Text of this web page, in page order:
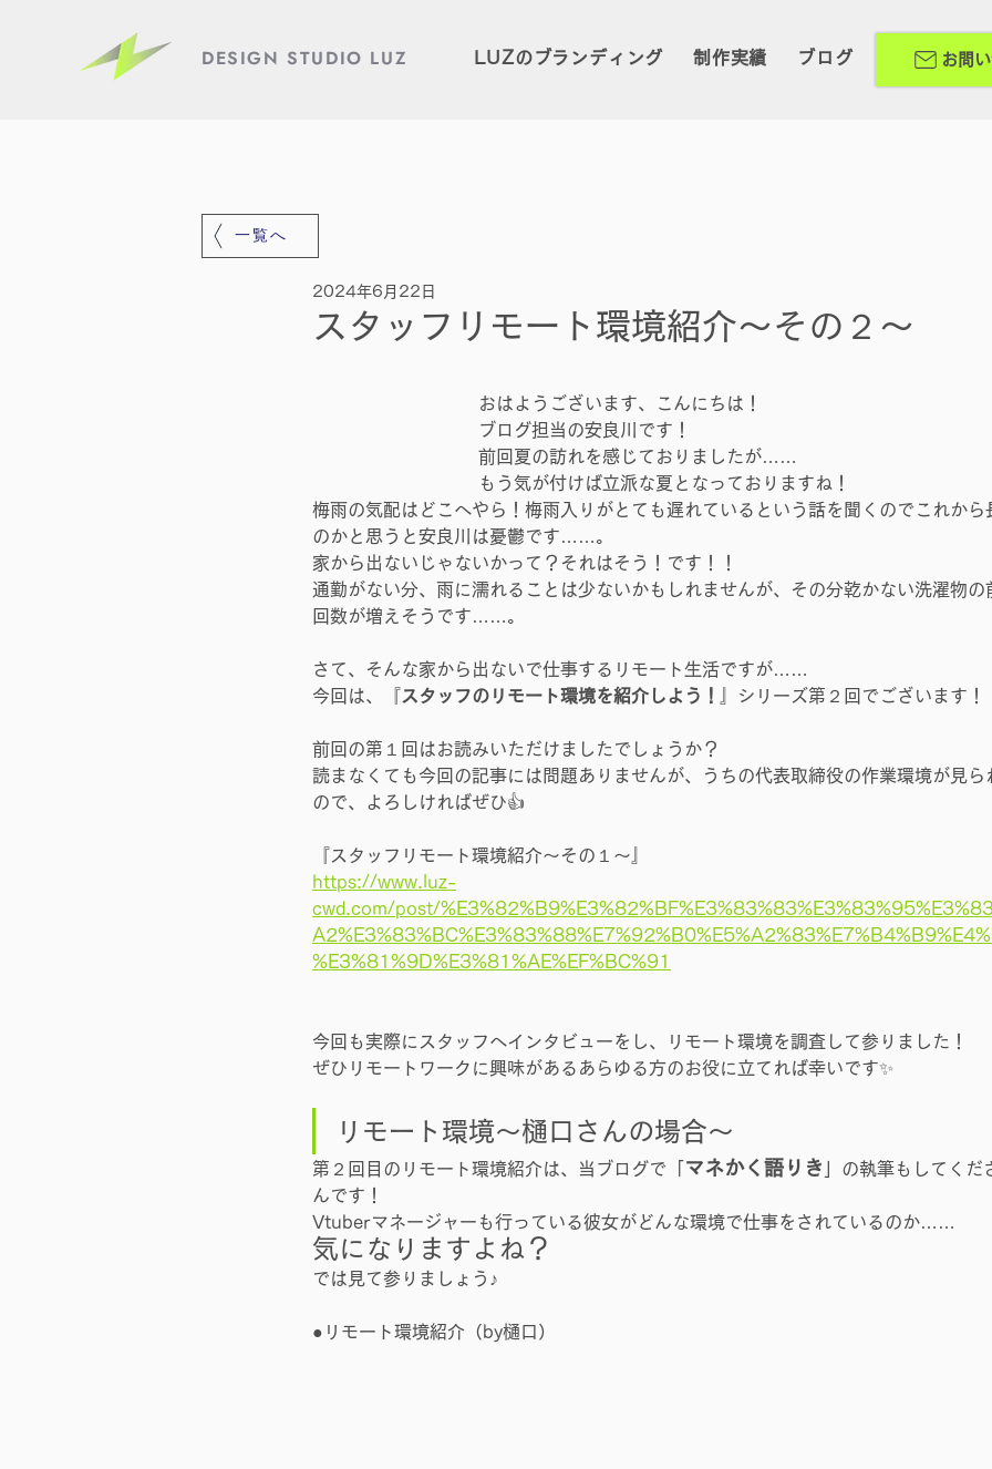
DESIGN STUDIO LUZ LUZのブランディング 制作実績 ブログ お問
一覧へ
スタッフリモート環境紹介～その２～
2024年6月22日
おはようございます、こんにちは！
ブログ担当の安良川です！
前回夏の訪れを感じておりましたが……
もう気が付けば立派な夏となっておりますね！
梅雨の気配はどこへやら！梅雨入りがとても遅れているという話を聞くのでこれから
のかと思うと安良川は憂鬱です……。
家から出ないじゃないかって？それはそう！です！！
通勤がない分、雨に濡れることは少ないかもしれませんが、その分乾かない洗濯物の
回数が増えそうです……。
さて、そんな家から出ないで仕事するリモート生活ですが……
今回は、『スタッフのリモート環境を紹介しよう！ 』シリーズ第２回でございます！
前回の第１回はお読みいただけましたでしょうか？
読まなくても今回の記事には問題ありませんが、うちの代表取締役の作業環境が見ら
ので、よろしければぜひ👍
『スタッフリモート環境紹介～その１～』
https://www.luz-
cwd.com/post/
%E3%81%9D%E3%81%AE%EF%BC%91
今回も実際にスタッフへインタビューをし、リモート環境を調査して参りました！
ぜひリモートワークに興味があるあらゆる方のお役に立てれば幸いです✨
リモート環境～樋口さんの場合～
第２回目のリモート環境紹介は、当ブログで「 マネかく語りき
」の執筆もしてくだ
んです！
Vtuberマネージャーも行っている彼女がどんな環境で仕事をされているのか……
気になりますよね？
では見て参りましょう♪
●リモート環境紹介（by樋口）